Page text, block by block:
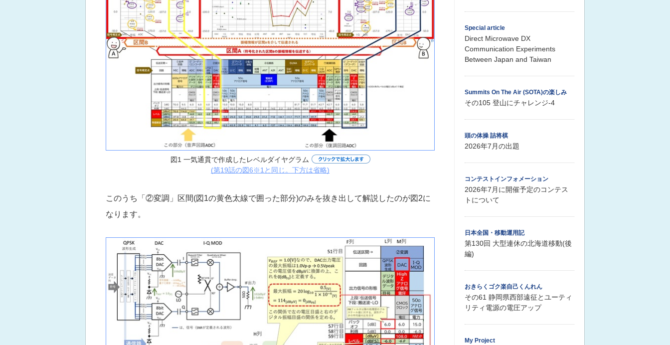
図1 一気通貫で作成したレベルダイヤグラム
(第19話の図6※1と同じ。下方は省略)
このうち「②変調」区間(図1の黄色太線で囲った部分)のみを抜き出して解説したのが図2に
なります。
Special article
Direct Microwave DX
Communication Experiments
Between Japan and Taiwan
Summits On The Air (SOTA)の楽しみ
その105 登山にチャレンジ-4
頭の体操 詰将棋
2026年7月の出題
コンテストインフォメーション
2026年7月に開催予定のコンテス
トについて
日本全国・移動運用記
第130回 大型連休の北海道移動(後
編)
おきらくゴク楽自己くんれん
その61 静岡県西部遠征とユーティ
リティ電源の電圧アップ
My Project